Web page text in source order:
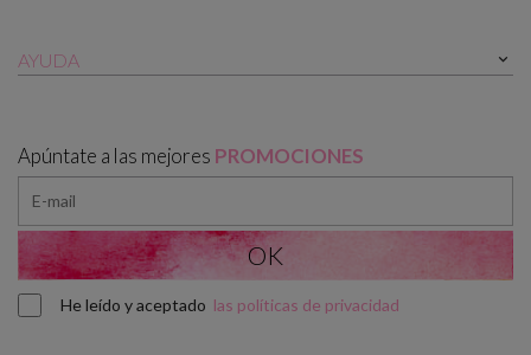
AYUDA 
Apúntate a las mejores PROMOCIONES
He leído y aceptado las políticas de privacidad